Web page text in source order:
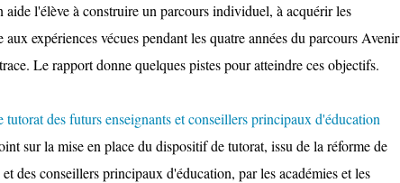
l'élève à construire un parcours individuel, à acquérir les
aux expériences vécues pendant les quatre années du parcours Avenir
Le rapport donne quelques pistes pour atteindre ces objectifs.
des futurs enseignants et conseillers principaux d'éducation
sur la mise en place du dispositif de tutorat, issu de la réforme de
des conseillers principaux d'éducation, par les académies et les